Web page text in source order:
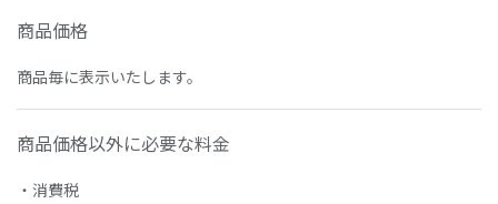
商品価格
商品毎に表示いたします。
商品価格以外に必要な料金
・消費税